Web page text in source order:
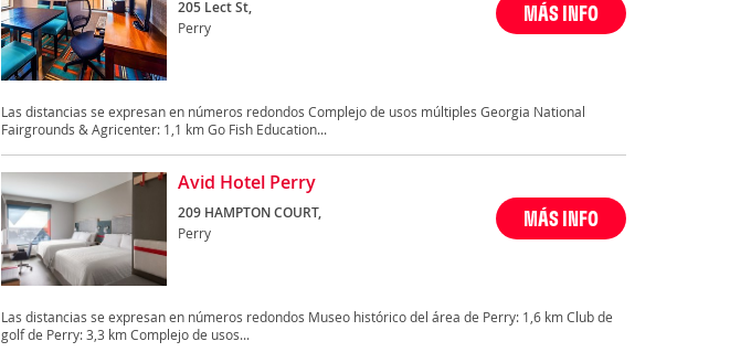
205 Lect St,
Perry
MÁS INFO
Las distancias se expresan en números redondos Complejo de usos múltiples Georgia National
Fairgrounds & Agricenter: 1,1 km Go Fish Education...
Avid Hotel Perry
209 HAMPTON COURT,
Perry
MÁS INFO
Las distancias se expresan en números redondos Museo histórico del área de Perry: 1,6 km Club de
golf de Perry: 3,3 km Complejo de usos...